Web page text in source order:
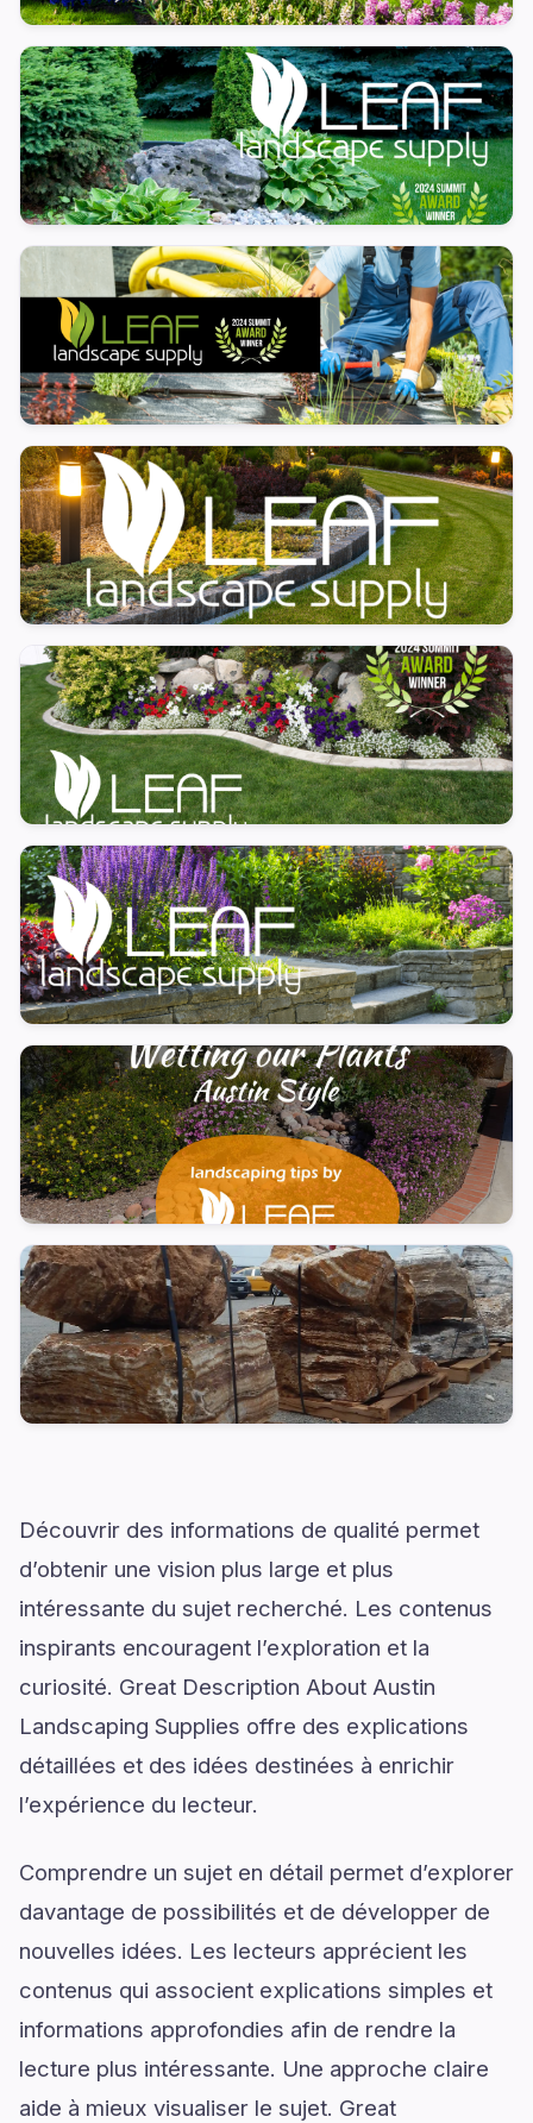
Découvrir des informations de qualité permet
d’obtenir une vision plus large et plus
intéressante du sujet recherché. Les contenus
inspirants encouragent l’exploration et la
curiosité. Great Description About Austin
Landscaping Supplies offre des explications
détaillées et des idées destinées à enrichir
l’expérience du lecteur.
Comprendre un sujet en détail permet d’explorer
davantage de possibilités et de développer de
nouvelles idées. Les lecteurs apprécient les
contenus qui associent explications simples et
informations approfondies afin de rendre la
lecture plus intéressante. Une approche claire
aide à mieux visualiser le sujet. Great